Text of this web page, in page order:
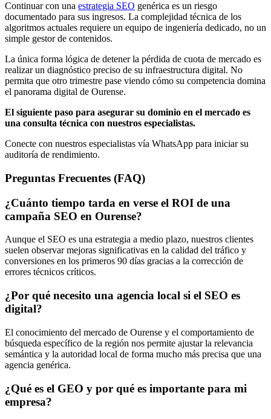
Continuar con una estrategia SEO genérica es un riesgo
documentado para sus ingresos. La complejidad técnica de los
algoritmos actuales requiere un equipo de ingeniería dedicado, no un
simple gestor de contenidos.
La única forma lógica de detener la pérdida de cuota de mercado es
realizar un diagnóstico preciso de su infraestructura digital. No
permita que otro trimestre pase viendo cómo su competencia domina
el panorama digital de Ourense.
El siguiente paso para asegurar su dominio en el mercado es
una consulta técnica con nuestros especialistas.
Conecte con nuestros especialistas vía WhatsApp para iniciar su
auditoría de rendimiento.
Preguntas Frecuentes (FAQ)
¿Cuánto tiempo tarda en verse el ROI de una
campaña SEO en Ourense?
Aunque el SEO es una estrategia a medio plazo, nuestros clientes
suelen observar mejoras significativas en la calidad del tráfico y
conversiones en los primeros 90 días gracias a la corrección de
errores técnicos críticos.
¿Por qué necesito una agencia local si el SEO es
digital?
El conocimiento del mercado de Ourense y el comportamiento de
búsqueda específico de la región nos permite ajustar la relevancia
semántica y la autoridad local de forma mucho más precisa que una
agencia genérica.
¿Qué es el GEO y por qué es importante para mi
empresa?